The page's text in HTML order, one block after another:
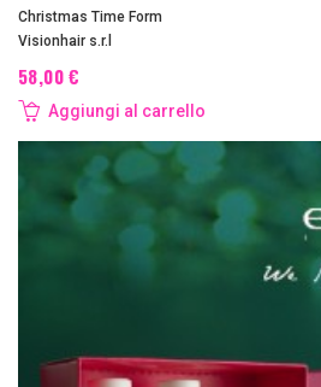
Christmas Time Form
Visionhair s.r.l
58,00 €
Aggiungi al carrello